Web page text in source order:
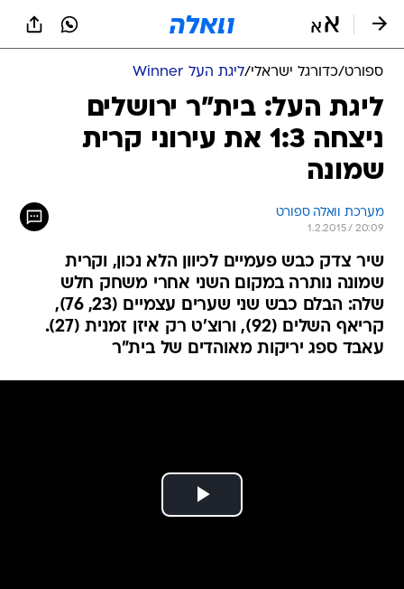
ספורט/כדורגל ישראלי/ליגת העל Winner
ליגת העל: בית"ר ירושלים
ניצחה 1:3 את עירוני קרית
שמונה
מערכת וואלה ספורט
1.2.2015 / 20:09
שיר צדק כבש פעמיים לכיוון הלא נכון, וקרית
שמונה נותרה במקום השני אחרי משחק חלש
שלה: הבלם כבש שני שערים עצמיים (23, 76),
קריאף השלים (92), ורוצ'ט רק איזן זמנית (27).
עאבד ספג יריקות מאוהדים של בית"ר